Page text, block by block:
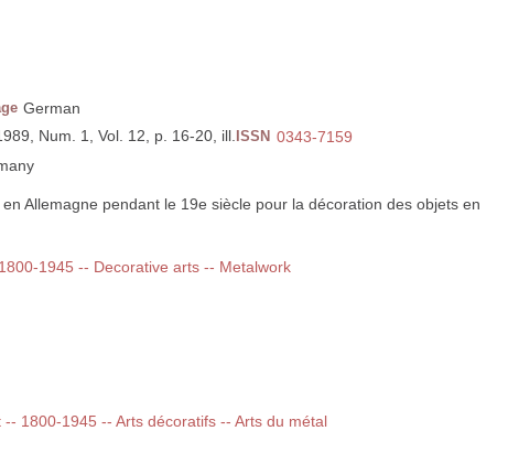
German
1989, Num. 1, Vol. 12, p. 16-20, ill. ISSN 0343-7159
Allemagne pendant le 19e siècle pour la décoration des objets en
1945 -- Decorative arts -- Metalwork
1800-1945 -- Arts décoratifs -- Arts du métal